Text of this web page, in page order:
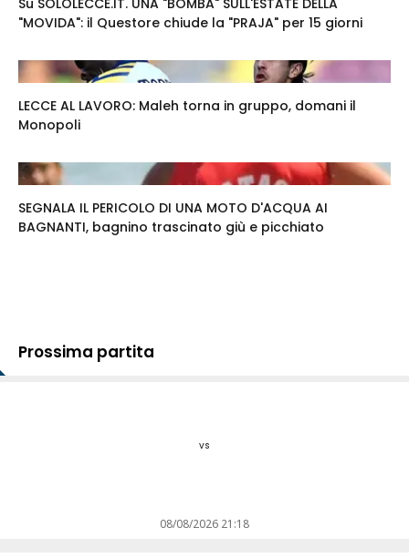
Su SOLOLECCE.IT. UNA "BOMBA" SULL'ESTATE DELLA
"MOVIDA": il Questore chiude la "PRAJA" per 15 giorni
LECCE AL LAVORO: Maleh torna in gruppo, domani il
Monopoli
SEGNALA IL PERICOLO DI UNA MOTO D'ACQUA AI
BAGNANTI, bagnino trascinato giù e picchiato
Prossima partita
vs
08/08/2026 21:18